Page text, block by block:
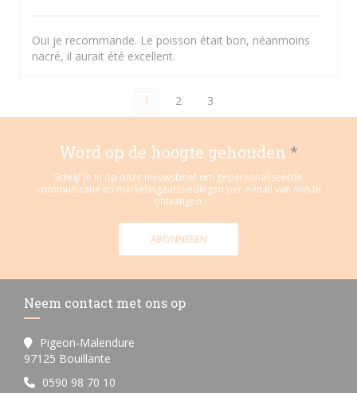
Oui je recommande. Le poisson était bon, néanmoins
nacré, il aurait été excellent.
1 2 3
Word op de hoogte gehouden *
Schrijf je in op onze nieuwsbrief om gepersonaliseerde
communicatie en marketingaanbiedingen per e-mail van ons te
ontvangen.
ABONNEREN
Neem contact met ons op
Pigeon-Malendure
97125 Bouillante
0590 98 70 10